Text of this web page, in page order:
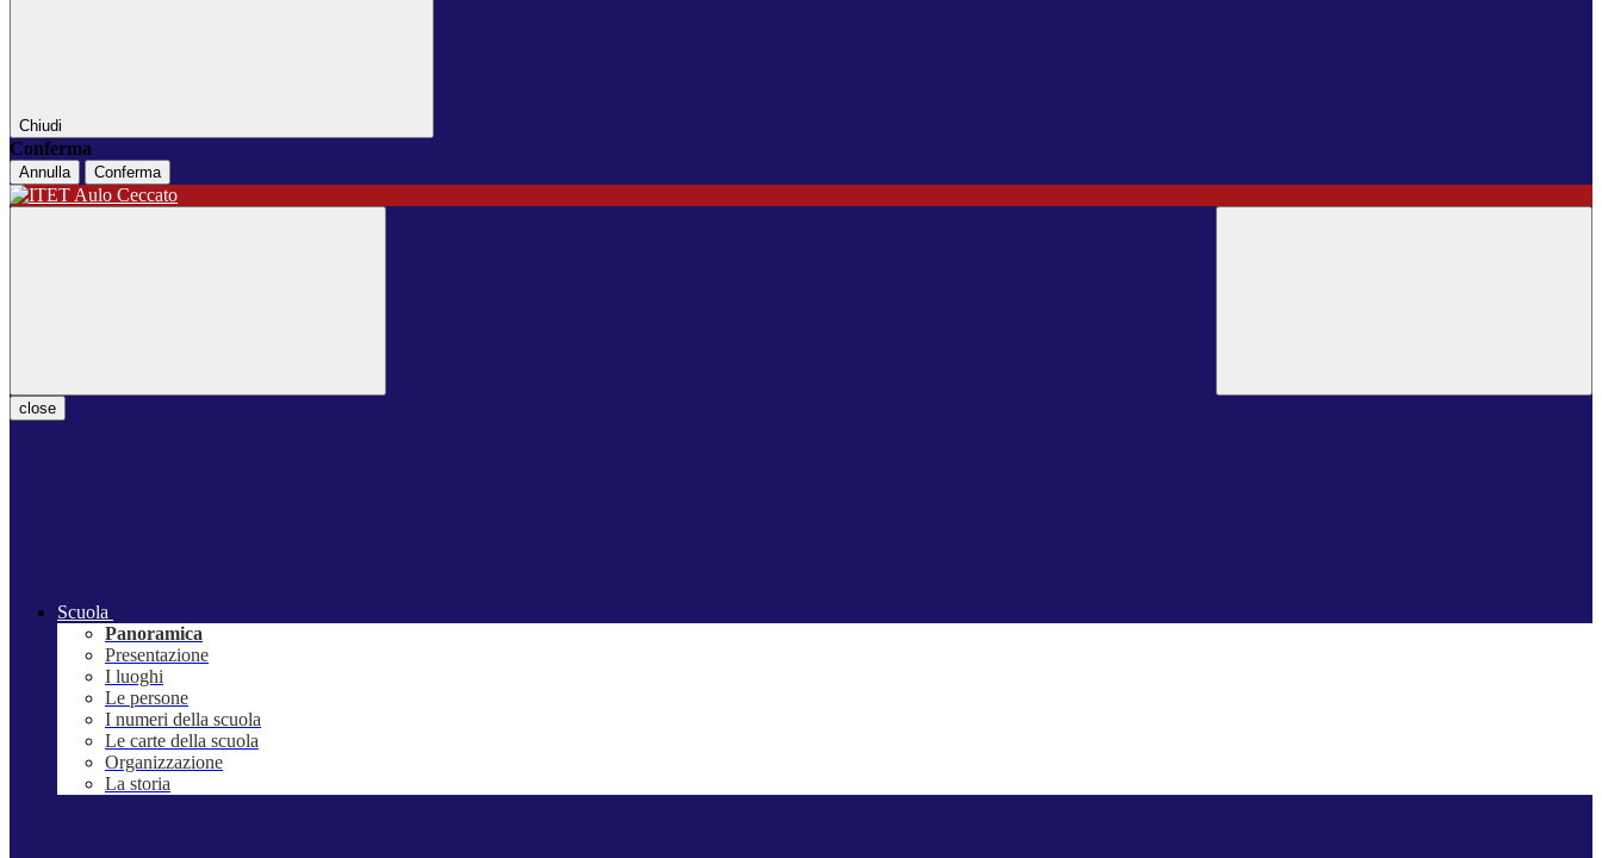
Chiudi
Conferma
Annulla Conferma
close
Scuola
Panoramica
Presentazione
I luoghi
Le persone
I numeri della scuola
Le carte della scuola
Organizzazione
La storia